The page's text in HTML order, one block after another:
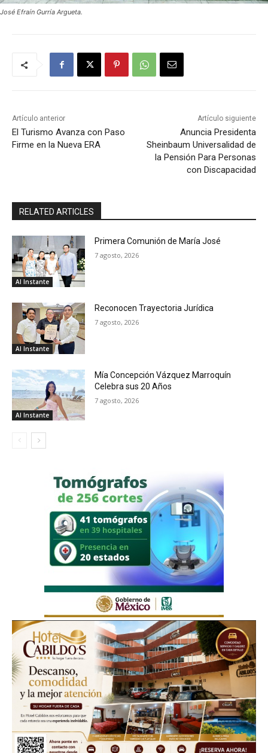
José Efraín Gurría Argueta.
Artículo anterior
El Turismo Avanza con Paso
Firme en la Nueva ERA
Artículo siguiente
Anuncia Presidenta
Sheinbaum Universalidad de
la Pensión Para Personas
con Discapacidad
RELATED ARTICLES
Al Instante
Primera Comunión de María José
7 agosto, 2026
Al Instante
Reconocen Trayectoria Jurídica
7 agosto, 2026
Al Instante
Mía Concepción Vázquez Marroquín
Celebra sus 20 Años
7 agosto, 2026